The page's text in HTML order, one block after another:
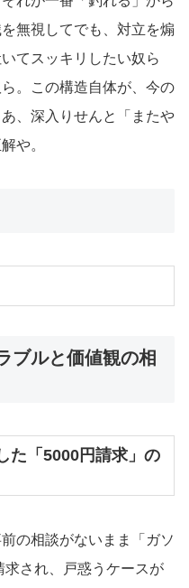
無視してでも、対立を煽
てスッキリしたい奴ら
。この構造自体が、今の
、深入りせんと「またや
や。
ブルと価値観の相
た「5000円請求」の
の相談がないまま「ガソ
求され、戸惑うケースが